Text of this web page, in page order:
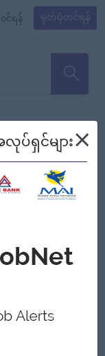
၀င်ရန် မှတ်ပုံတင်ရန်
စဉ်၍ကြည့်မည်
ရှင်များ×